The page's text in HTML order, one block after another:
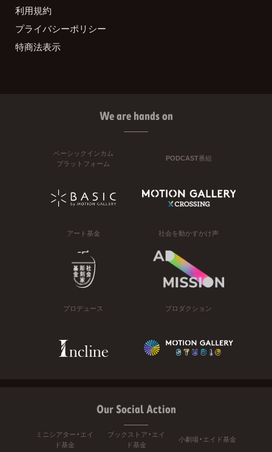
利用規約
プライバシーポリシー
特商法表示
We are hands on
ベーシックインカム
プラットフォーム
PODCAST番組
アート基金 社会を動かすかけ声
プロデュース プロダクション
Our Social Action
ミニシアター・エイ
ド基金
ブックストア・エイ
ド基金
小劇場・エイド基金